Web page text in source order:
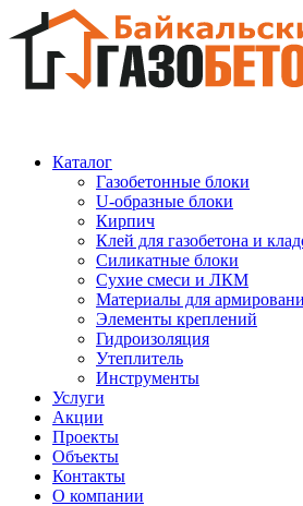
Каталог
Газобетонные блоки
U-образные блоки
Кирпич
Клей для газобетона и
Силикатные блоки
Сухие смеси и ЛКМ
Материалы для
Элементы креплений
Гидроизоляция
Утеплитель
Инструменты
Услуги
Акции
Проекты
Объекты
Контакты
О компании